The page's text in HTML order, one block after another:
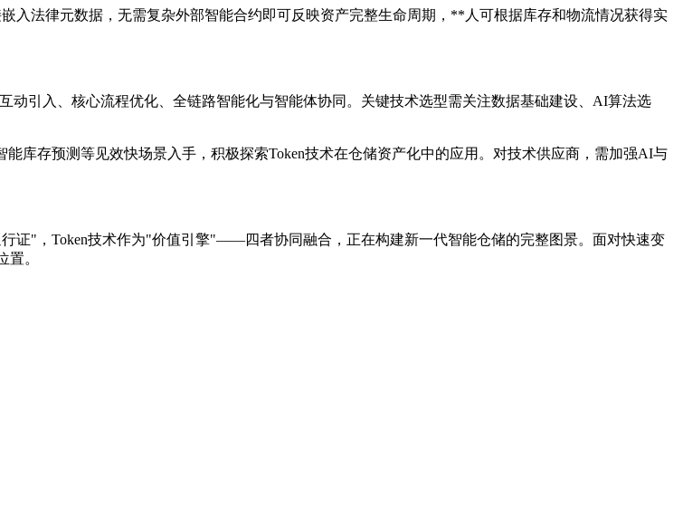
入法律元数据，无需复杂外部智能合约即可反映资产完整生命周期，**人可根据库存和物流情况获得实
动引入、核心流程优化、全链路智能化与智能体协同。关键技术选型需关注数据基础建设、AI算法选
库存预测等见效快场景入手，积极探索Token技术在仓储资产化中的应用。对技术供应商，需加强AI与
证"，Token技术作为"价值引擎"——四者协同融合，正在构建新一代智能仓储的完整图景。面对快速变
。